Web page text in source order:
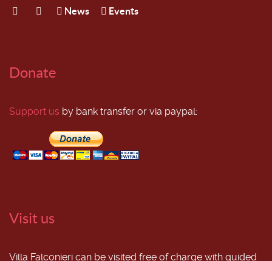
News Events
Donate
Support us by bank transfer or via paypal:
Visit us
Villa Falconieri can be visited free of charge with guided